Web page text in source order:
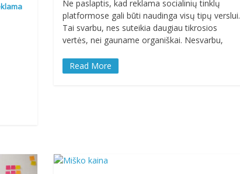
Ne paslaptis, kad reklama socialinių tinklų
platformose gali būti naudinga visų tipų verslui.
Tai svarbu, nes suteikia daugiau tikrosios
vertės, nei gauname organiškai. Nesvarbu,
Read More